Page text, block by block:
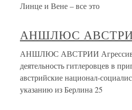
Линце и Вене – все это
АНШЛЮС
АНШЛЮС АВСТРИИ
деятельность гитлеровцев в
австрийские национал-
указанию из Берлина 25